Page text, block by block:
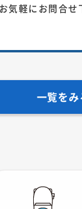
気軽にお問合せ
一覧をみ